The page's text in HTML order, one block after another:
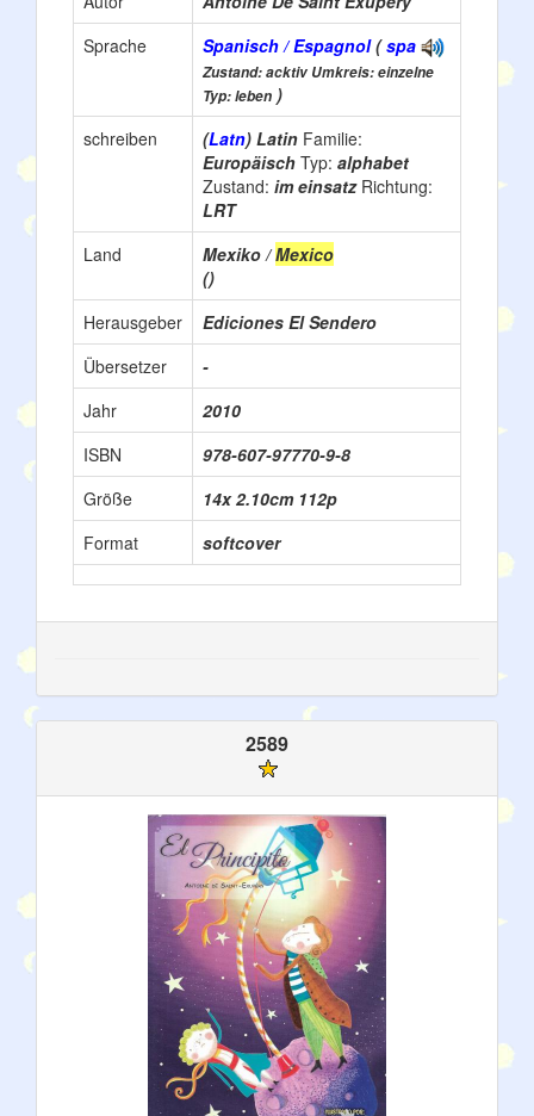
Sprache
Spanisch / Espagnol(spa
Zustand: acktiv Umkreis: einzelne
Typ: leben )
schreiben
(Latn) Latin Familie:
Europäisch Typ: alphabet
Zustand: im einsatz Richtung:
LRT
Land
Mexiko /Mexico
()
Herausgeber
Ediciones El Sendero
Übersetzer
-
Jahr
2010
ISBN
978-607-97770-9-8
Größe
14x 2.10cm 112p
Format
softcover
2589